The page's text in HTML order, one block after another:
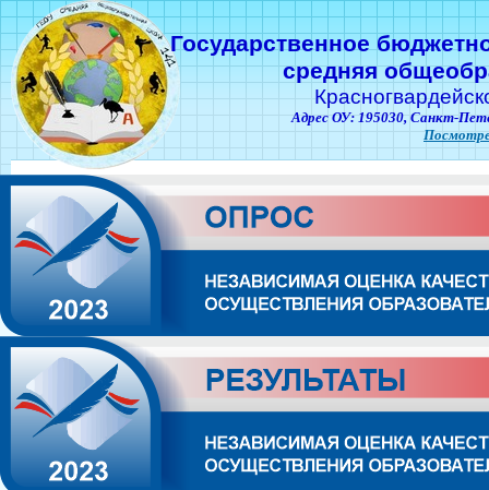
Государственное
средняя
Адрес ОУ: 195030, Санкт-